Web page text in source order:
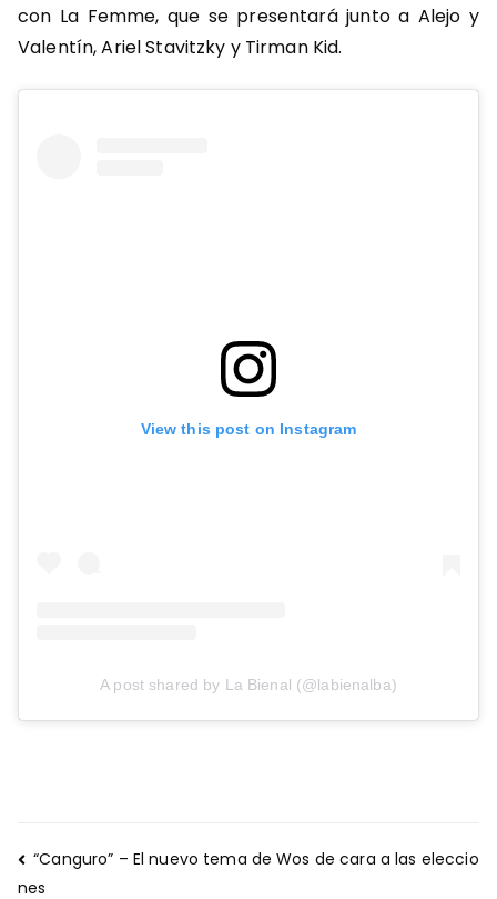
con La Femme, que se presentará junto a Alejo y
Valentín, Ariel Stavitzky y Tirman Kid.
View this post on Instagram
A post shared by La Bienal (@labienalba)
Navegación
de
“Canguro” – El nuevo tema de Wos de cara a las eleccio
nes